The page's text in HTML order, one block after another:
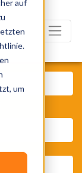
auf
um
Zelte, Bands,